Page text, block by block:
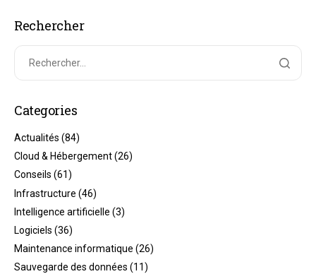
Rechercher
Categories
Actualités (84)
Cloud & Hébergement(26)
Conseils (61)
Infrastructure (46)
Intelligence artificielle (3)
Logiciels (36)
Maintenance informatique (26)
Sauvegarde des données (11)